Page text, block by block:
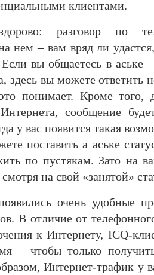
клиентами.
разговор по
нем – вам вряд ли
Если вы общаетесь в аське
здесь вы можете ответить
понимает. Кроме
сообщение
у вас появится такая
поставить а аське
по пустякам. Зато на
на свой «занятой»
очень удобные
В отличие от
к Интернету, ICQ-
– чтобы только
Интернет-трафик у